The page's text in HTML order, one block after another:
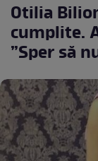
Otilia
cumplite.
”Sper să